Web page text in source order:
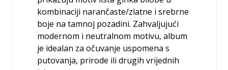
kombinaciji narančaste/zlatne i srebrne
boje na tamnoj pozadini. Zahvaljujući
modernom i neutralnom motivu, album
je idealan za očuvanje uspomena s
putovanja, prirode ili drugih vrijednih